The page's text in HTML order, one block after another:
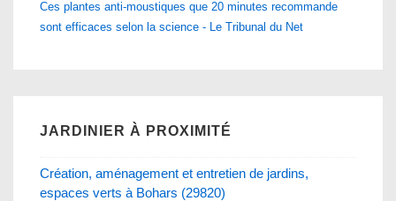
Ces plantes anti-moustiques que 20 minutes recommande
sont efficaces selon la science - Le Tribunal du Net
JARDINIER À PROXIMITÉ
Création, aménagement et entretien de jardins,
espaces verts à Bohars (29820)